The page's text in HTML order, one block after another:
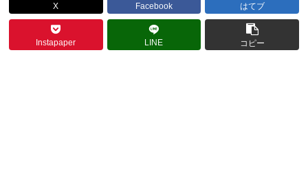
X Facebook はてブ
Instapaper LINE コピー